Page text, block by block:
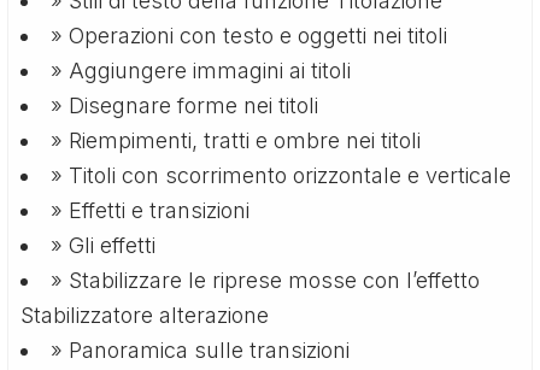
» Operazioni con testo e oggetti nei titoli
» Aggiungere immagini ai titoli
» Disegnare forme nei titoli
» Riempimenti, tratti e ombre nei titoli
» Titoli con scorrimento orizzontale e verticale
» Effetti e transizioni
» Gli effetti
» Stabilizzare le riprese mosse con l’effetto
Stabilizzatore alterazione
» Panoramica sulle transizioni